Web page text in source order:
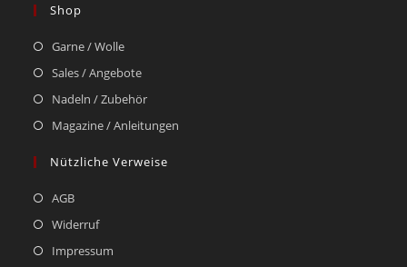
Shop
Garne / Wolle
Sales / Angebote
Nadeln / Zubehör
Magazine / Anleitungen
Nützliche Verweise
AGB
Widerruf
Impressum